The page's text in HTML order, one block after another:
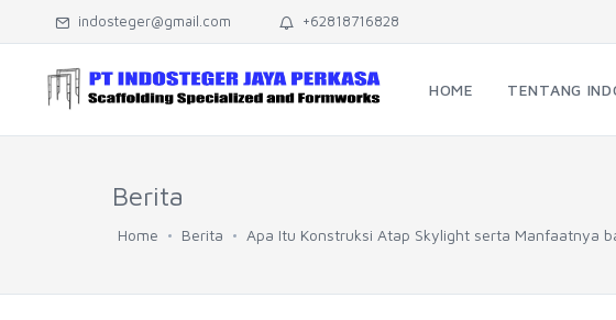
indosteger@gmail.com +62818716828
HOME TENTANG
Berita
Home Berita Apa Itu Konstruksi Atap Skylight serta Manfaatnya